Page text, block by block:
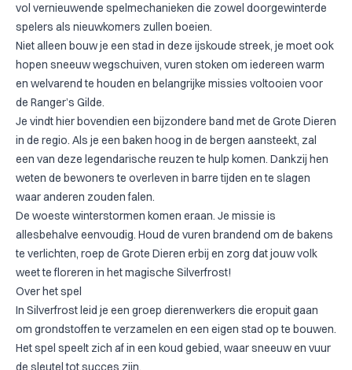
vol vernieuwende spelmechanieken die zowel doorgewinterde
spelers als nieuwkomers zullen boeien.
Niet alleen bouw je een stad in deze ijskoude streek, je moet ook
hopen sneeuw wegschuiven, vuren stoken om iedereen warm
en welvarend te houden en belangrijke missies voltooien voor
de Ranger’s Gilde.
Je vindt hier bovendien een bijzondere band met de Grote Dieren
in de regio. Als je een baken hoog in de bergen aansteekt, zal
een van deze legendarische reuzen te hulp komen. Dankzij hen
weten de bewoners te overleven in barre tijden en te slagen
waar anderen zouden falen.
De woeste winterstormen komen eraan. Je missie is
allesbehalve eenvoudig. Houd de vuren brandend om de bakens
te verlichten, roep de Grote Dieren erbij en zorg dat jouw volk
weet te floreren in het magische Silverfrost!
Over het spel
In Silverfrost leid je een groep dierenwerkers die eropuit gaan
om grondstoffen te verzamelen en een eigen stad op te bouwen.
Het spel speelt zich af in een koud gebied, waar sneeuw en vuur
de sleutel tot succes zijn.